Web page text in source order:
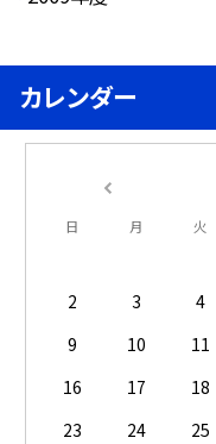
カレンダー
日 月 火
2
3 4
9
10 11
16
17 18
23
24 25